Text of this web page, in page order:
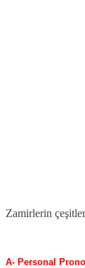
Zamirlerin
A- Personal